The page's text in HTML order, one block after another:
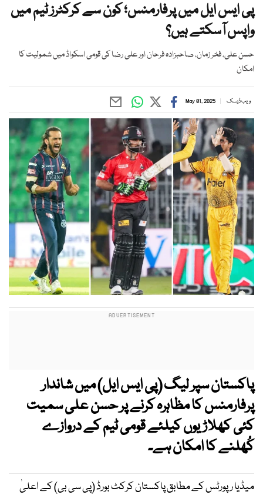
پی ایس ایل میں پرفارمنس؛ کون سے کرکٹرز ٹیم میں
واپس آسکتے ہیں؟
حسن علی، فخر زمان، صاحبزادہ فرحان اور علی رضا کی قومی اسکواڈ میں شمولیت کا
امکان
ویب ڈیسک May 01, 2025
پاکستان سپر لیگ (پی ایس ایل) میں شاندار
پرفارمنس کا مظاہرہ کرنے پر حسن علی سمیت
کئی کھلاڑیوں کیلئے قومی ٹیم کے دروازے
کُھلنے کا امکان ہے۔
میڈیا رپورٹس کے مطابق پاکستان کرکٹ بورڈ (پی سی بی) کے اعلیٰ